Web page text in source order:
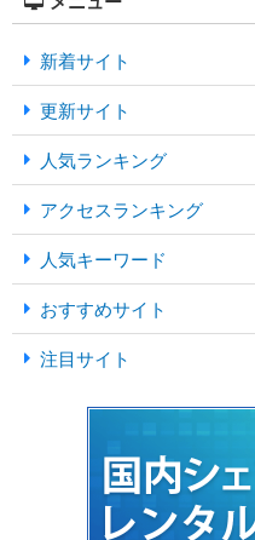
新着サイト
更新サイト
人気ランキング
アクセスランキング
人気キーワード
おすすめサイト
注目サイト